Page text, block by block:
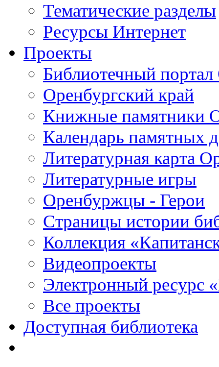
Тематические разделы
Ресурсы Интернет
Проекты
Библиотечный портал
Оренбургский край
Книжные памятники
Календарь памятных
Литературная карта
Литературные игры
Оренбуржцы - Герои
Страницы истории
Коллекция
Видеопроекты
Электронный ресурс
Все проекты
Доступная библиотека